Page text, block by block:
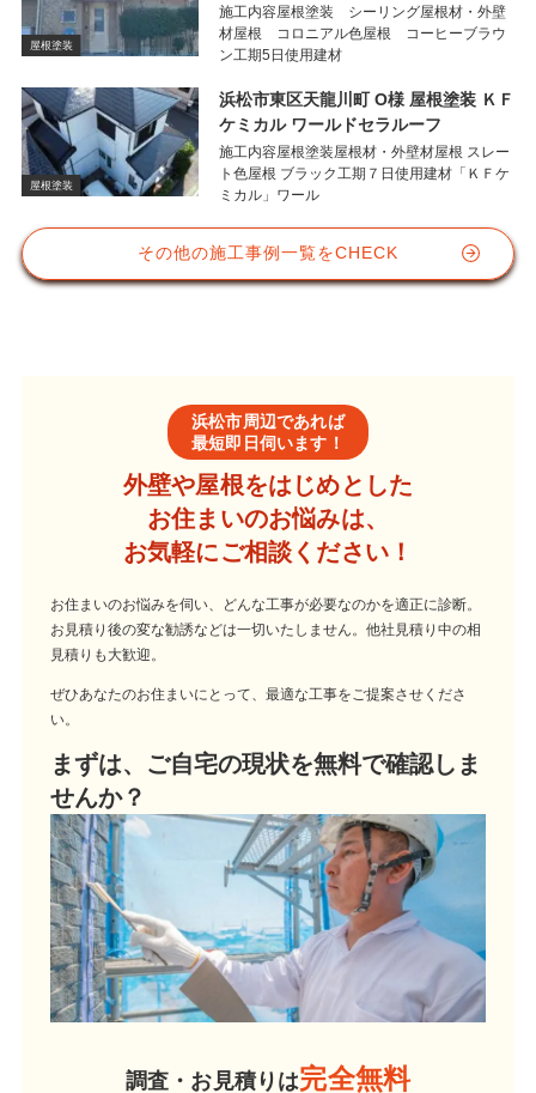
屋根塗装
施工内容屋根塗装 シーリング屋根材・外壁
材屋根 コロニアル色屋根 コーヒーブラウ
ン工期5日使用建材
屋根塗装
浜松市東区天龍川町 O様 屋根塗装 ＫＦ
ケミカル ワールドセラルーフ
施工内容屋根塗装屋根材・外壁材屋根 スレー
ト色屋根 ブラック工期７日使用建材「ＫＦケ
ミカル」ワール
その他の施工事例一覧をCHECK
浜松市周辺であれば
最短即日伺います！
外壁や屋根をはじめとした
お住まいのお悩みは、
お気軽にご相談ください！
お住まいのお悩みを伺い、どんな工事が必要なのかを適正に診断。
お見積り後の変な勧誘などは一切いたしません。他社見積り中の相
見積りも大歓迎。
ぜひあなたのお住まいにとって、最適な工事をご提案させくださ
い。
まずは、ご自宅の現状を無料で確認しま
せんか？
調査・お見積りは完全無料